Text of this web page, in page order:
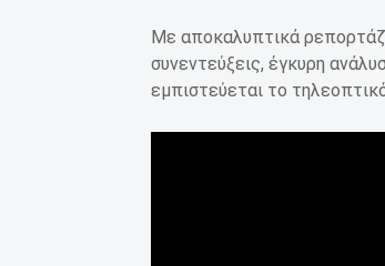
Με αποκαλυπτικά
συνεντεύξεις, έγκυρη
εμπιστεύεται το